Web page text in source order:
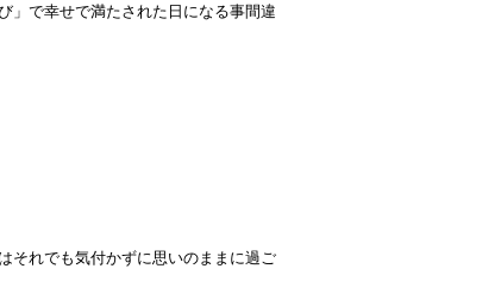
」で幸せで満たされた日になる事間違
それでも気付かずに思いのままに過ご